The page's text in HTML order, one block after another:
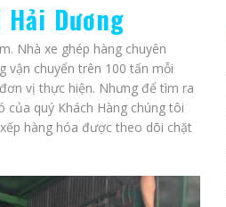
Dương
Nhà xe ghép hàng chuyên
vận chuyển trên 100 tấn mỗi
vị thực hiện. Nhưng để tìm ra
quý Khách Hàng chúng tôi
hàng hóa được theo dõi chặt